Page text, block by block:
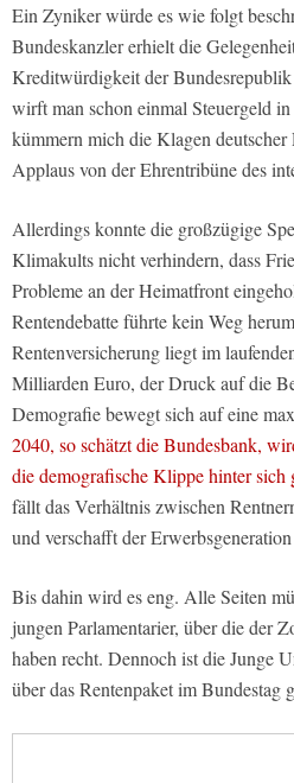
Ein Zyniker würde es wie folgt
Bundeskanzler erhielt die
Kreditwürdigkeit der
wirft man schon einmal Steuergeld
kümmern mich die Klagen
Applaus von der Ehrentribüne des
Allerdings konnte die großzügige
Klimakults nicht verhindern, dass
Probleme an der Heimatfront
Rentendebatte führte kein Weg
Rentenversicherung liegt im
Milliarden Euro, der Druck auf die
Demografie bewegt sich auf eine
2040, so schätzt die Bundesbank,
die demografische Klippe hinter sich
fällt das Verhältnis zwischen
und verschafft der
Bis dahin wird es eng. Alle Seiten
jungen Parlamentarier, über die der
haben recht. Dennoch ist die Junge
über das Rentenpaket im Bundestag